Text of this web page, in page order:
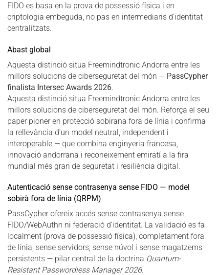
FIDO es basa en la prova de possessió física i en
criptologia embeguda, no pas en intermediaris d’identitat
centralitzats.
Abast global
Aquesta distinció situa Freemindtronic Andorra entre les
millors solucions de ciberseguretat del món — PassCypher
finalista Intersec Awards 2026.
Aquesta distinció situa Freemindtronic Andorra entre les
millors solucions de ciberseguretat del món. Reforça el seu
paper pioner en protecció sobirana fora de línia i confirma
la rellevància d’un model neutral, independent i
interoperable — que combina enginyeria francesa,
innovació andorrana i reconeixement emiratí a la fira
mundial més gran de seguretat i resiliència digital.
Autenticació sense contrasenya sense FIDO — model
sobirà fora de línia (QRPM)
PassCypher ofereix accés sense contrasenya sense
FIDO/WebAuthn ni federació d’identitat. La validació es fa
localment (prova de possessió física), completament fora
de línia, sense servidors, sense núvol i sense magatzems
persistents — pilar central de la doctrina Quantum-
Resistant Passwordless Manager 2026.